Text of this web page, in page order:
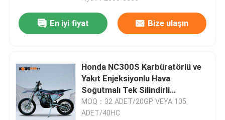
En iyi fiyat Bize ulaşın
Honda NC300S Karbüratörlü ve
Yakıt Enjeksiyonlu Hava
Soğutmalı Tek Silindirli
Motosikletler
MOQ：32 ADET/20GP VEYA 105
ADET/40HC